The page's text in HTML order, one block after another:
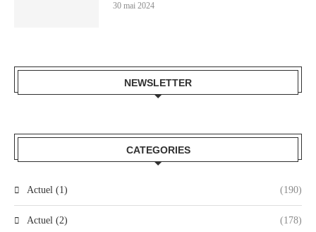
30 mai 2024
NEWSLETTER
CATEGORIES
Actuel (1) (190)
Actuel (2) (178)